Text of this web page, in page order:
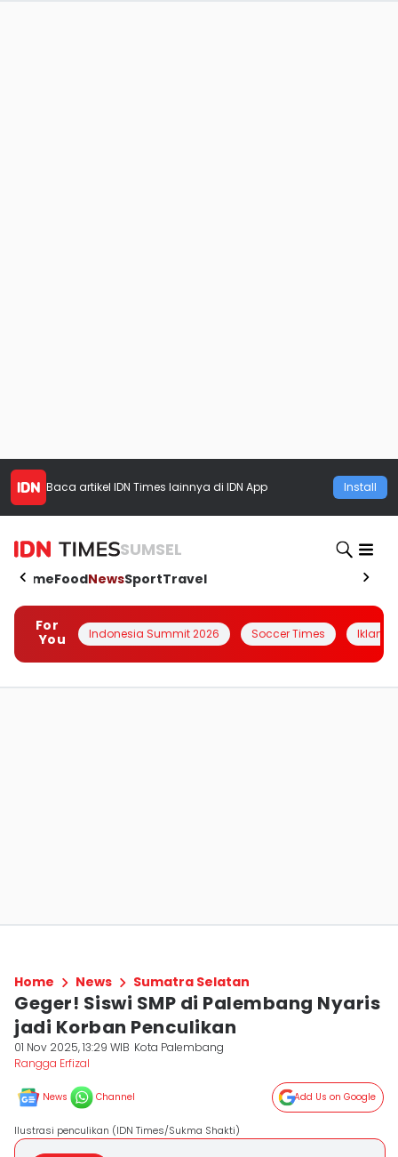
Baca artikel IDN Times lainnya di IDN App Install
SUMSEL
HomeFoodNewsSportTravel
For
You
Indonesia Summit 2026 Soccer Times Iklanin
Home News Sumatra Selatan
Geger! Siswi SMP di Palembang Nyaris
jadi Korban Penculikan
01 Nov 2025, 13:29 WIB Kota Palembang
Rangga Erfizal
News Channel Add Us on Google
Ilustrasi penculikan (IDN Times/Sukma Shakti)